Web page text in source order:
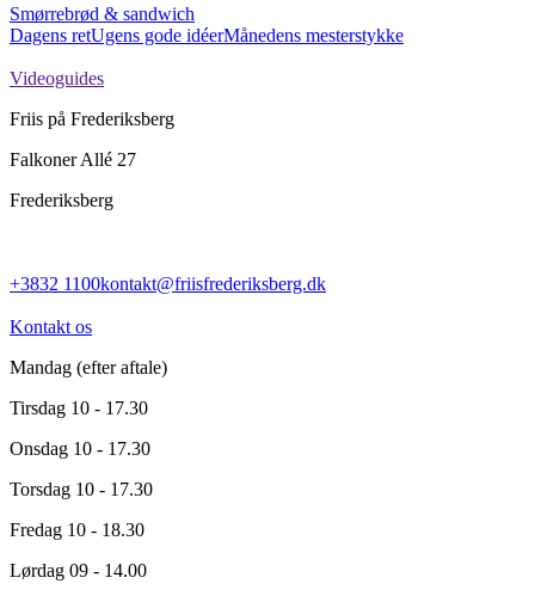
Smørrebrød & sandwich
Dagens retUgens gode idéerMånedens mesterstykke
Videoguides
Friis på Frederiksberg
Falkoner Allé 27
Frederiksberg
+3832 1100kontakt@friisfrederiksberg.dk
Kontakt os
Mandag (efter aftale)
Tirsdag 10 - 17.30
Onsdag 10 - 17.30
Torsdag 10 - 17.30
Fredag 10 - 18.30
Lørdag 09 - 14.00